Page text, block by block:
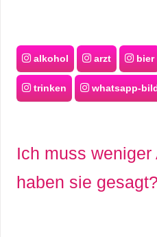
alkohol arzt bier
trinken whatsapp-
Ich muss
haben sie